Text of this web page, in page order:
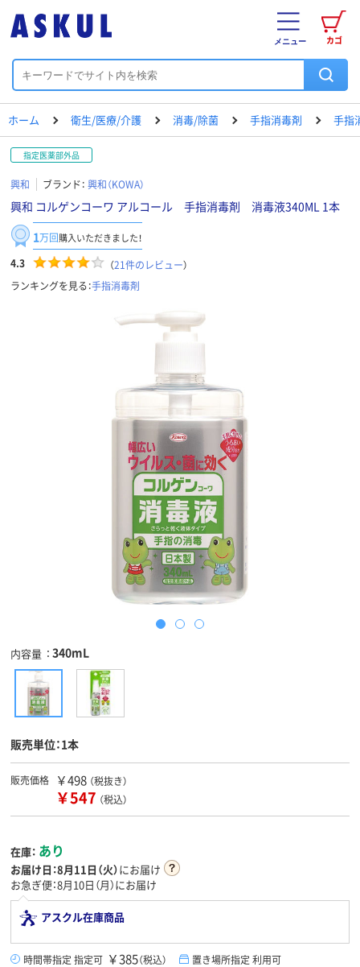
カゴ
メニュー
ホーム 衛生/医療/介護 消毒/除菌 手指消毒剤 手指
指定医薬部外品
興和 ブランド： 興和（KOWA）
興和 コルゲンコーワ アルコール 手指消毒剤 消毒液340ML 1本
1万回購入いただきました！
4.3 （21件のレビュー）
ランキングを見る：手指消毒剤
内容量 340mL
販売単位：1本
販売価格 ￥498 （税抜き）
￥547 （税込）
在庫： あり
お届け日：8月11日（火）にお届け
お急ぎ便：8月10日（月）にお届け
アスクル在庫商品
時間帯指定 指定可 ￥385（税込） 置き場所指定 利用可